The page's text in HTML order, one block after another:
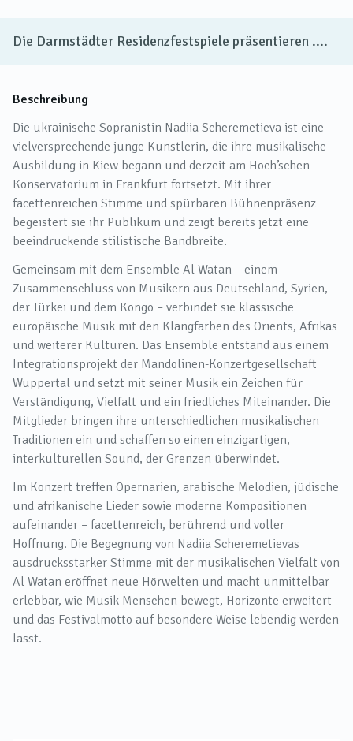
Die Darmstädter Residenzfestspiele präsentieren ....
Beschreibung
Die ukrainische Sopranistin Nadiia Scheremetieva ist eine
vielversprechende junge Künstlerin, die ihre musikalische
Ausbildung in Kiew begann und derzeit am Hoch’schen
Konservatorium in Frankfurt fortsetzt. Mit ihrer
facettenreichen Stimme und spürbaren Bühnenpräsenz
begeistert sie ihr Publikum und zeigt bereits jetzt eine
beeindruckende stilistische Bandbreite.
Gemeinsam mit dem Ensemble Al Watan – einem
Zusammenschluss von Musikern aus Deutschland, Syrien,
der Türkei und dem Kongo – verbindet sie klassische
europäische Musik mit den Klangfarben des Orients, Afrikas
und weiterer Kulturen. Das Ensemble entstand aus einem
Integrationsprojekt der Mandolinen-Konzertgesellschaft
Wuppertal und setzt mit seiner Musik ein Zeichen für
Verständigung, Vielfalt und ein friedliches Miteinander. Die
Mitglieder bringen ihre unterschiedlichen musikalischen
Traditionen ein und schaffen so einen einzigartigen,
interkulturellen Sound, der Grenzen überwindet.
Im Konzert treffen Opernarien, arabische Melodien, jüdische
und afrikanische Lieder sowie moderne Kompositionen
aufeinander – facettenreich, berührend und voller
Hoffnung. Die Begegnung von Nadiia Scheremetievas
ausdrucksstarker Stimme mit der musikalischen Vielfalt von
Al Watan eröffnet neue Hörwelten und macht unmittelbar
erlebbar, wie Musik Menschen bewegt, Horizonte erweitert
und das Festivalmotto auf besondere Weise lebendig werden
lässt.